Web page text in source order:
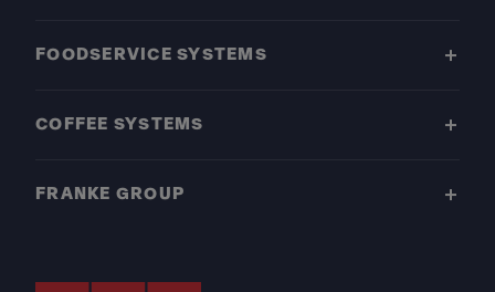
FOODSERVICE SYSTEMS
COFFEE SYSTEMS
FRANKE GROUP